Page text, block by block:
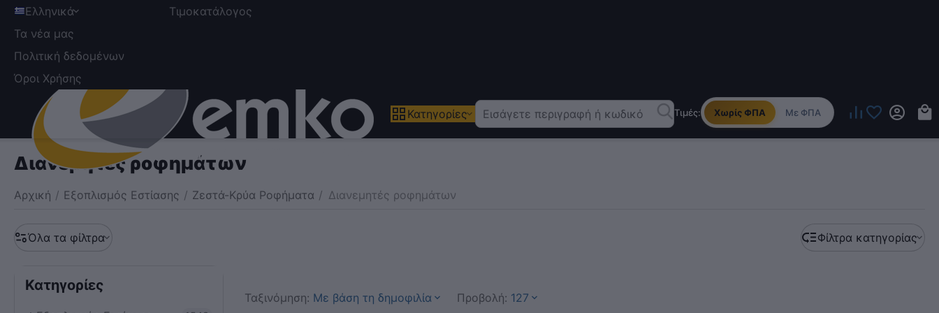
Ελληνικά
Τιμοκατάλογος
Τα νέα μας
Πολιτική δεδομένων
Όροι Χρήσης
Κατηγορίες Τιμές: Χωρίς ΦΠΑ Με ΦΠΑ
Διανεμητές ροφημάτων
Αρχική / Εξοπλισμός Εστίασης / Ζεστά-Κρύα Ροφήματα / Διανεμητές ροφημάτων
Όλα τα φίλτρα Φίλτρα κατηγορίας
Ταξινόμηση: Με βάση τη δημοφιλία Προβολή: 127
Κατηγορίες